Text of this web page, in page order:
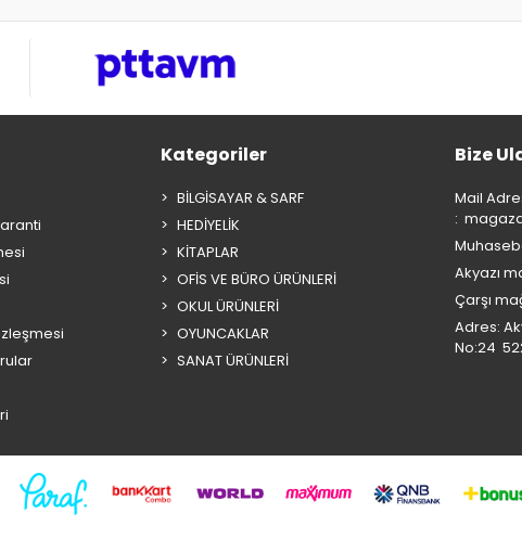
Kategoriler
BİLGİSAYAR & SARF
HEDİYELİK
KİTAPLAR
OFİS VE BÜRO ÜRÜNLERİ
OKUL ÜRÜNLERİ
OYUNCAKLAR
SANAT ÜRÜNLERİ
Bize
Mail
:
Akyazı
Çarşı
Adres:
No:24